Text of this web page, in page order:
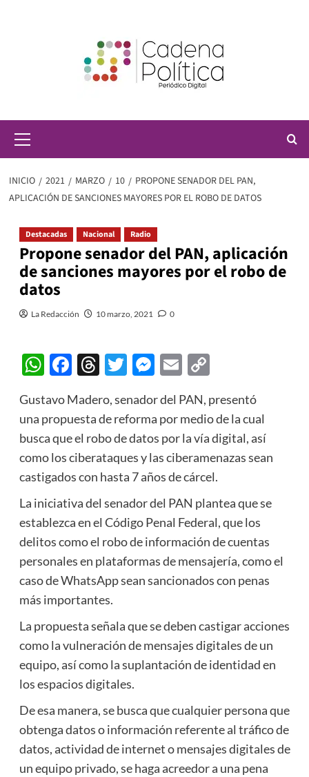
principal
INICIO 2021 MARZO 10
PROPONE SENADOR DEL PAN,
APLICACIÓN DE SANCIONES MAYORES POR EL ROBO DE DATOS
Destacadas Nacional Radio
Propone senador del PAN, aplicación
de sanciones mayores por el robo de
datos
La Redacción 10 marzo, 2021 0
WhatsApp
Facebook
Threads
Twitter
Messenger
EmailCopy
Gustavo Madero, senador del PAN, presentó
una propuesta de reforma por medio de la cual
busca que el robo de datos por la vía digital, así
como los ciberataques y las ciberamenazas sean
castigados con hasta 7 años de cárcel.
La iniciativa del senador del PAN plantea que se
establezca en el Código Penal Federal, que los
delitos como el robo de información de cuentas
personales en plataformas de mensajería, como el
caso de WhatsApp sean sancionados con penas
más importantes.
La propuesta señala que se deben castigar acciones
como la vulneración de mensajes digitales de un
equipo, así como la suplantación de identidad en
los espacios digitales.
De esa manera, se busca que cualquier persona que
obtenga datos o información referente al tráfico de
datos, actividad de internet o mensajes digitales de
un equipo privado, se haga acreedor a una pena